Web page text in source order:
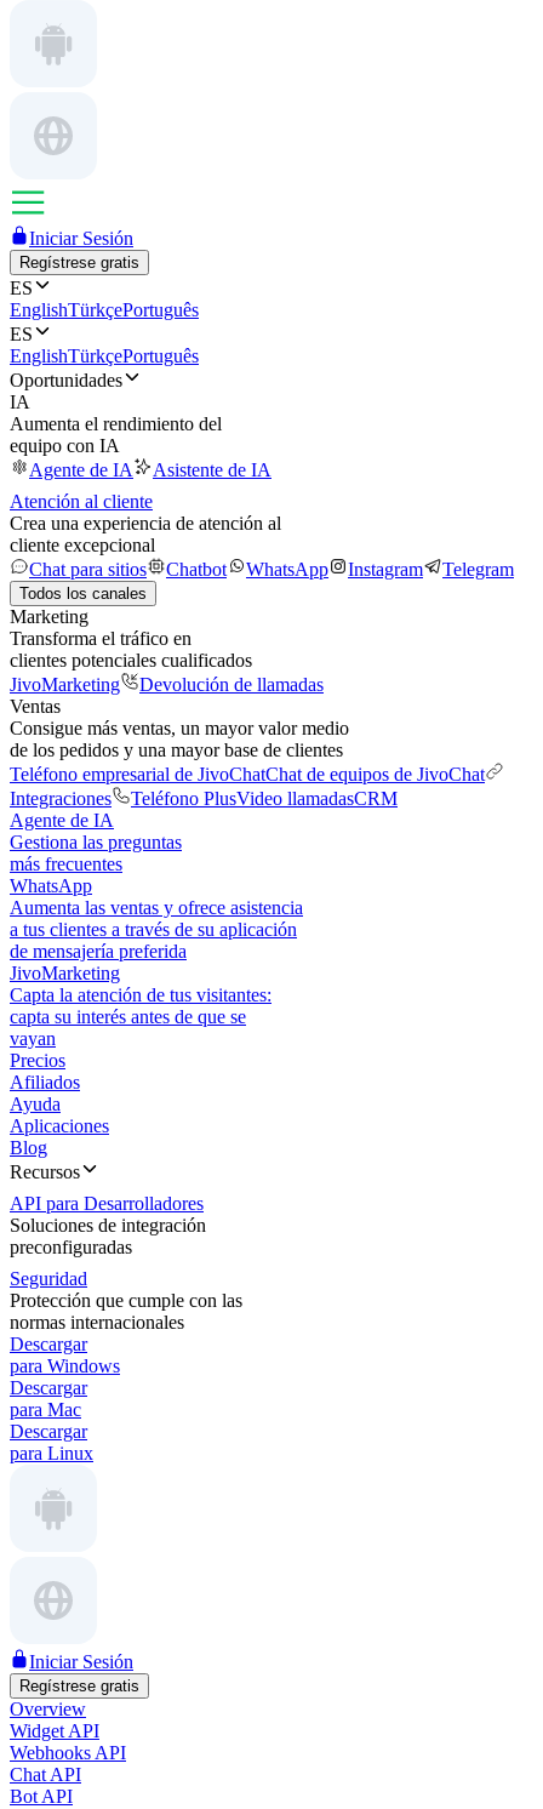
Iniciar Sesión
Regístrese gratis
ES
EnglishTürkçePortuguês
ES
EnglishTürkçePortuguês
Oportunidades
IA
Aumenta el rendimiento del
equipo con IA
Agente de IA
Asistente de IA
Atención al cliente
Crea una experiencia de atención al
cliente excepcional
Chat para sitios
Chatbot WhatsApp Instagram Telegram
Todos los canales
Marketing
Transforma el tráfico en
clientes potenciales cualificados
JivoMarketing
Devolución de llamadas
Ventas
Consigue más ventas, un mayor valor medio
de los pedidos y una mayor base de clientes
Teléfono empresarial de JivoChatChat de equipos de JivoChat
Integraciones
Teléfono PlusVideo llamadasCRM
Agente de IA
Gestiona las preguntas
más frecuentes
WhatsApp
Aumenta las ventas y ofrece asistencia
a tus clientes a través de su aplicación
de mensajería preferida
JivoMarketing
Capta la atención de tus visitantes:
capta su interés antes de que se
vayan
Precios
Afiliados
Ayuda
Aplicaciones
Blog
Recursos
API para Desarrolladores
Soluciones de integración
preconfiguradas
Seguridad
Protección que cumple con las
normas internacionales
Descargar
para Windows
Descargar
para Mac
Descargar
para Linux
Iniciar Sesión
Regístrese gratis
Overview
Widget API
Webhooks API
Chat API
Bot API